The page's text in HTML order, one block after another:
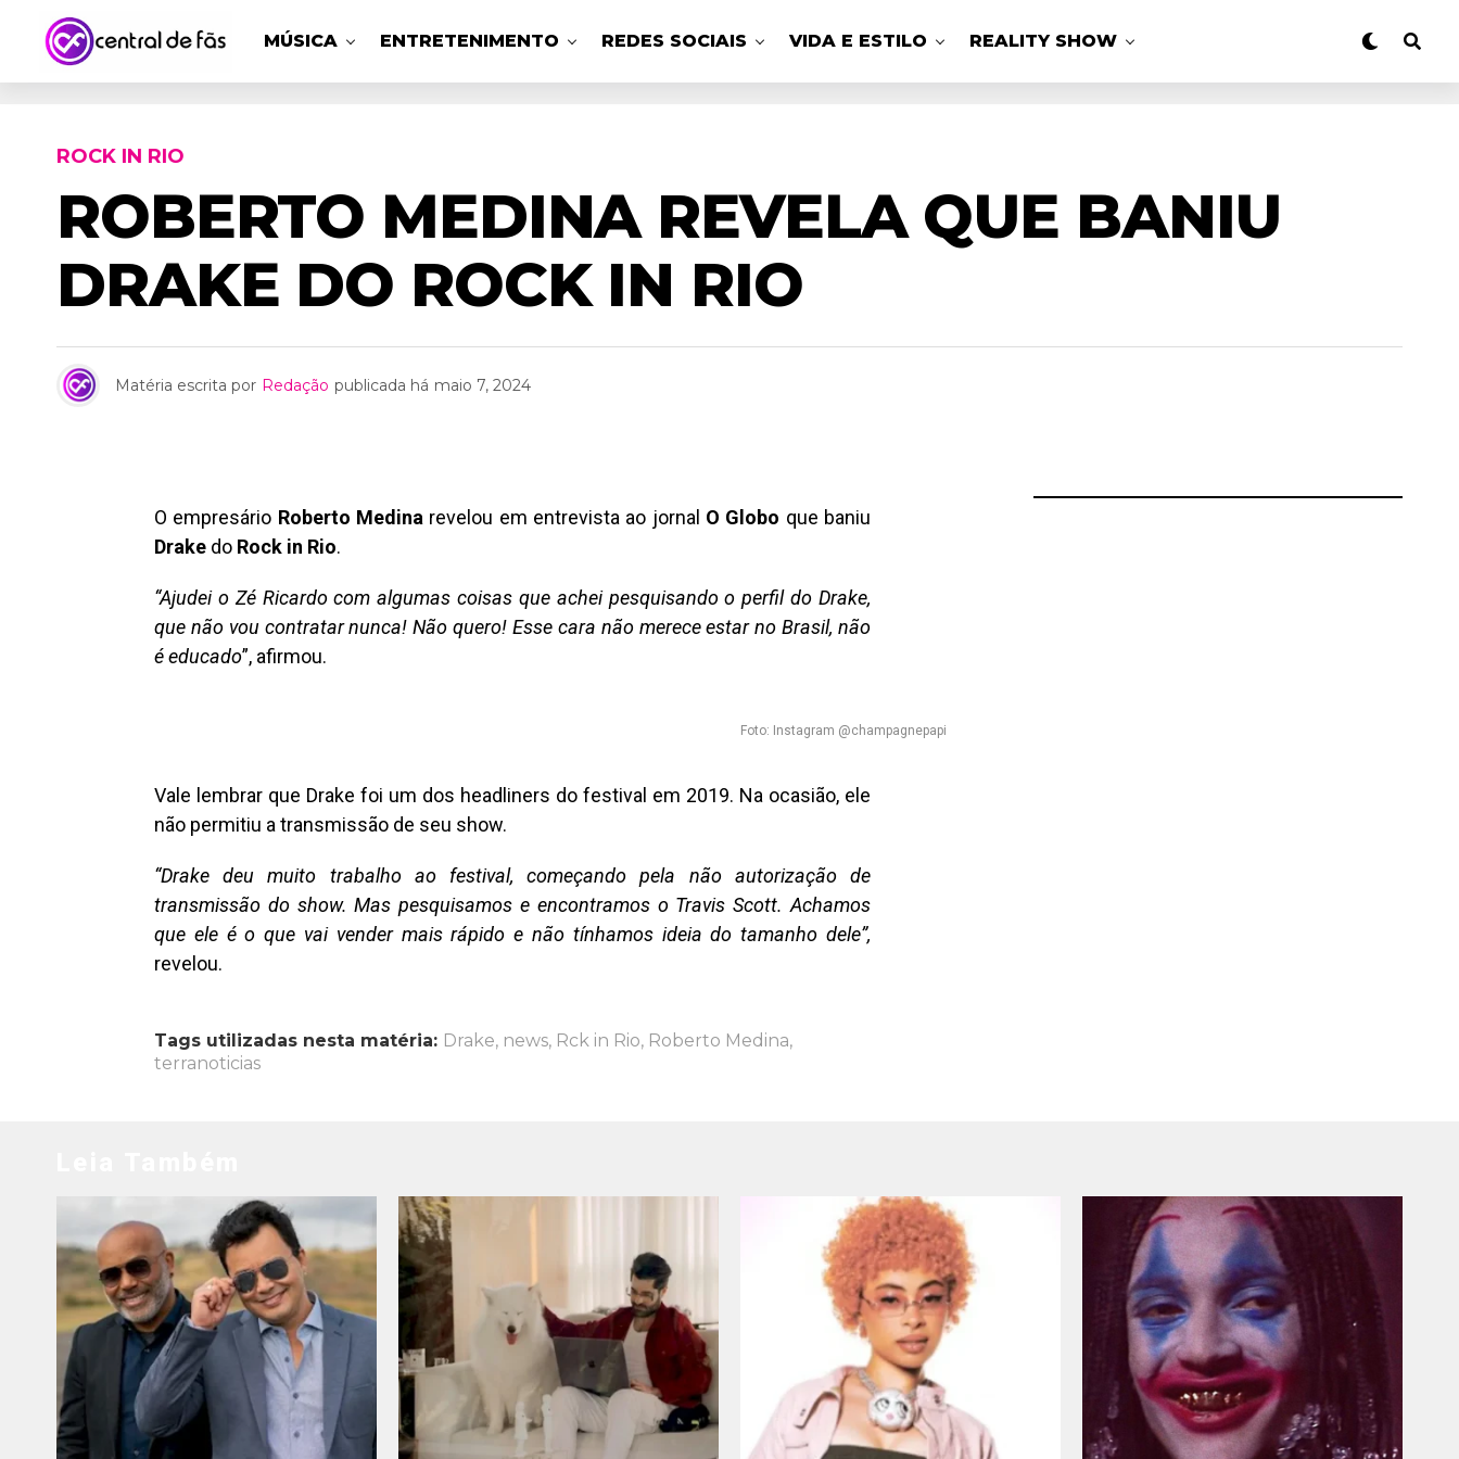
MÚSICA ENTRETENIMENTO REDES SOCIAIS VIDA E ESTILO REALITY SHOW
ROCK IN RIO
ROBERTO MEDINA REVELA QUE BANIU
DRAKE DO ROCK IN RIO
Matéria escrita por Redação publicada há maio 7, 2024
O empresário Roberto Medina revelou em entrevista ao jornal O Globo que baniu
Drake do Rock in Rio.
“Ajudei o Zé Ricardo com algumas coisas que achei pesquisando o perfil do Drake,
que não vou contratar nunca! Não quero! Esse cara não merece estar no Brasil, não
é educado”, afirmou.
Foto: Instagram @champagnepapi
Vale lembrar que Drake foi um dos headliners do festival em 2019. Na ocasião, ele
não permitiu a transmissão de seu show.
“Drake deu muito trabalho ao festival, começando pela não autorização de
transmissão do show. Mas pesquisamos e encontramos o Travis Scott. Achamos
que ele é o que vai vender mais rápido e não tínhamos ideia do tamanho dele”,
revelou.
Tags utilizadas nesta matéria: Drake, news, Rck in Rio, Roberto Medina,
terranoticias